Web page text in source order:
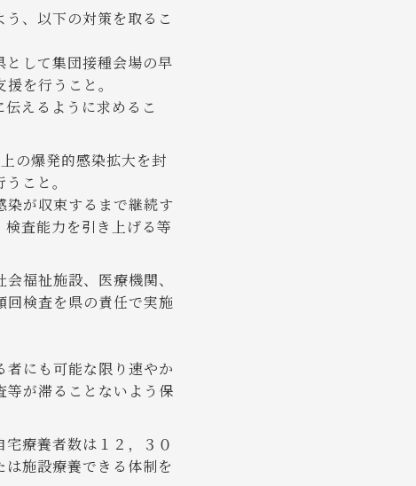
、以下の対策を取るこ
して集団接種会場の早
を行うこと。
えるように求めるこ
の爆発的感染拡大を封
こと。
が収束するまで継続す
査能力を引き上げる等
福祉施設、医療機関、
検査を県の責任で実施
にも可能な限り速やか
等が滞ることないよう保
療養者数は１２，３０
施設療養できる体制を